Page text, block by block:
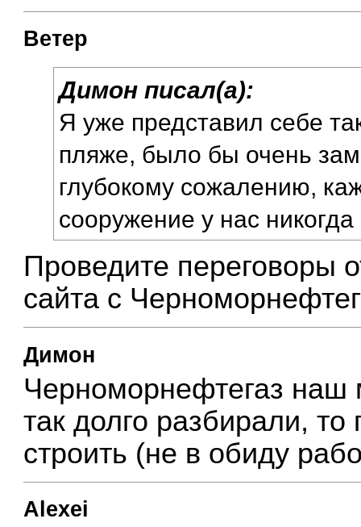
Ветер
Димон писал(а):
Я уже представил себе
пляже, было бы очень
глубокому сожалению,
сооружение у нас
Проведите переговоры
сайта с
Димон
Черноморнефтегаз наш
так долго разбирали,
строить (не в обиду
Alexei